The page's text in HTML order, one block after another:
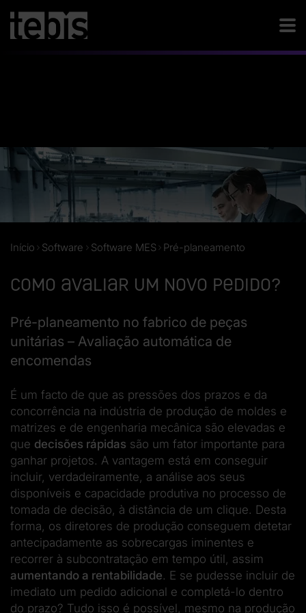
Início Software Software MES Pré-planeamento
Como avaliar um novo pedido?
Pré-planeamento no fabrico de peças
unitárias – Avaliação automática de
encomendas
É um facto de que as pressões dos prazos e da
concorrência na indústria de produção de moldes e
matrizes e de engenharia mecânica são elevadas e
que decisões rápidas são um fator importante para
ganhar projetos. A vantagem está em conseguir
incluir, verdadeiramente, a análise aos seus
disponíveis e capacidade produtiva no processo de
tomada de decisão, à distância de um clique. Desta
forma, os diretores de produção conseguem detetar
antecipadamente as sobrecargas iminentes e
recorrer à subcontratação em tempo útil, assim
aumentando a rentabilidade. E se pudesse incluir de
imediato um pedido adicional e completá-lo dentro
do prazo? Tudo isso é possível, mesmo na produção